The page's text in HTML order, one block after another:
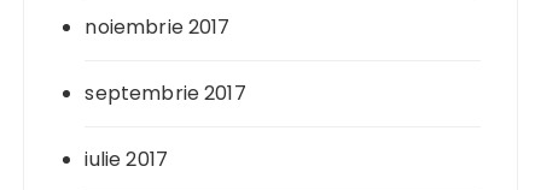
noiembrie 2017
septembrie 2017
iulie 2017